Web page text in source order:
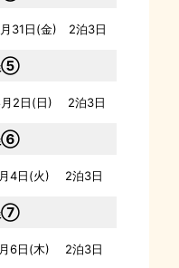
31日(金) 2泊3日
⑤
2日(日) 2泊3日
⑥
4日(火) 2泊3日
⑦
6日(木) 2泊3日